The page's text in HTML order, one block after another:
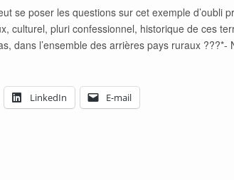
se poser les questions sur cet exemple d’oubli
culturel, pluri confessionnel, historique de ces
dans l’ensemble des arrières pays ruraux
LinkedIn E-mail